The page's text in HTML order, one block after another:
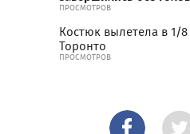
ПРОСМОТРОВ
Костюк вылетела в 1/
Торонто
ПРОСМОТРОВ